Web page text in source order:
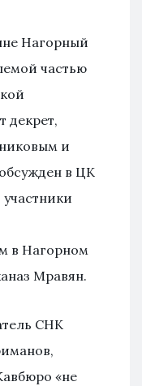
Нагорный
частью
декрет,
и
в ЦК
в Нагорном
Мравян.
СНК
«не